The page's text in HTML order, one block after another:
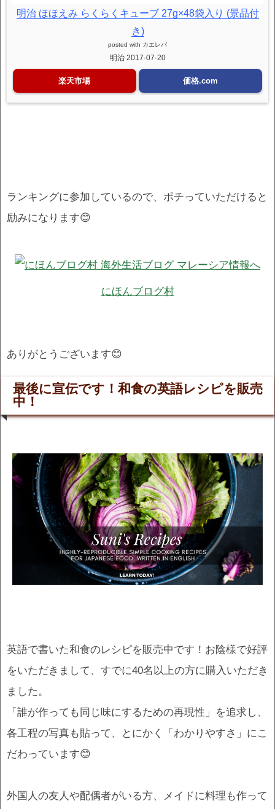
明治 ほほえみ らくらくキューブ 27g×48袋入り (景品付
き)
posted with カエレバ
明治 2017-07-20
楽天市場 価格.com
ランキングに参加しているので、ポチっていただけると
励みになります😊
にほんブログ村
ありがとうございます😊
最後に宣伝です！和食の英語レシピを販売
中！
英語で書いた和食のレシピを販売中です！お陰様で好評
をいただきまして、すでに40名以上の方に購入いただき
ました。
「誰が作っても同じ味にするための再現性」を追求し、
各工程の写真も貼って、とにかく「わかりやすさ」にこ
だわっています😊
外国人の友人や配偶者がいる方、メイドに料理も作って